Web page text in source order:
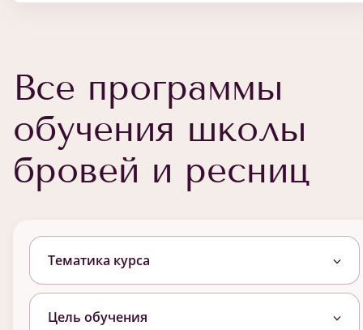
Все программы
обучения школы
бровей и ресниц
Тематика курса
Цель обучения